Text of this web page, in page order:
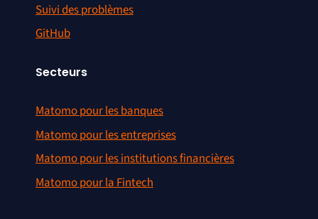
Suivi des problèmes
GitHub
Secteurs
Matomo pour les banques
Matomo pour les entreprises
Matomo pour les institutions financières
Matomo pour la Fintech